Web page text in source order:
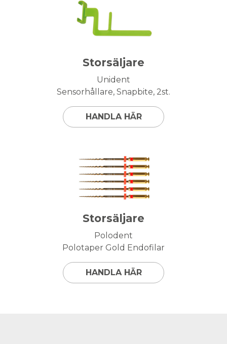
Storsäljare
Unident
Sensorhållare, Snapbite, 2st.
HANDLA HÄR
Storsäljare
Polodent
Polotaper Gold Endofilar
HANDLA HÄR